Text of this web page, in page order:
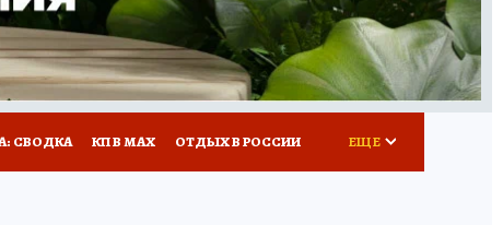
СВОДКА КП В МАХ ОТДЫХ В РОССИИ ЕЩЕ